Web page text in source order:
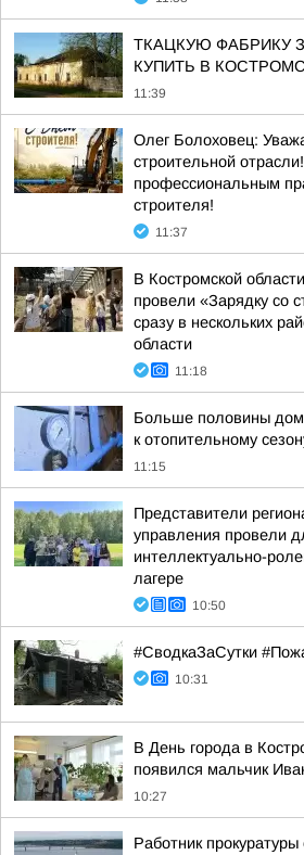
ТКАЦКУЮ ФАБРИКУ
КУПИТЬ В
11:39
Олег Болоховец:
строительной
профессиональным
строителя!
11:37
В Костромской
провели «Зарядку со
сразу в нескольких
области
11:18
Больше половины
к отопительному
11:15
Представители
управления провели
интеллектуально-
лагере
10:50
#СводкаЗаСутки
10:31
В День города в
появился мальчик
10:27
Работник прокуратуры